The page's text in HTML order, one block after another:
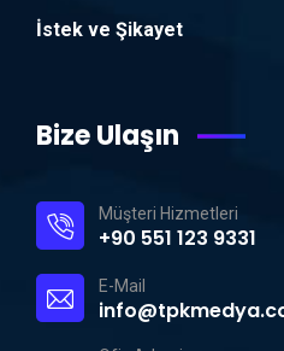
İstek ve Şikayet
Bize Ulaşın
Müşteri Hizmetleri
+90 551 123 9331
E-Mail